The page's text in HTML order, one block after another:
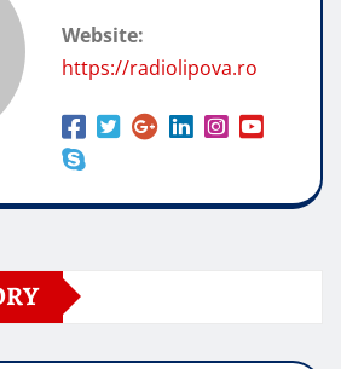
Website:
https://radiolipova.ro